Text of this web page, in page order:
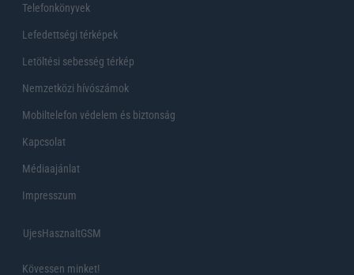
Telefonkönyvek
Lefedettségi térképek
Letöltési sebesség térkép
Nemzetközi hívószámok
Mobiltelefon védelem és biztonság
Kapcsolat
Médiaajánlat
Impresszum
UjesHasznaltGSM
Kövessen minket!